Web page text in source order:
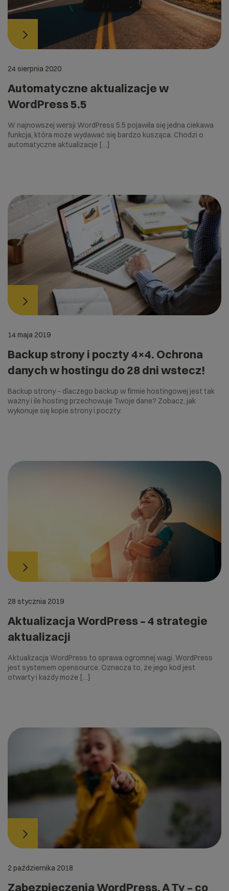
24 sierpnia 2020
Automatyczne aktualizacje w
WordPress 5.5
W najnowszej wersji WordPress 5.5 pojawiła się jedna ciekawa
funkcja, która może wydawać się bardzo kusząca. Chodzi o
automatyczne aktualizacje […]
14 maja 2019
Backup strony i poczty 4×4. Ochrona
danych w hostingu do 28 dni wstecz!
Backup strony – dlaczego backup w firmie hostingowej jest tak
ważny i ile hosting przechowuje Twoje dane? Zobacz, jak
wykonuje się kopie strony i poczty.
28 stycznia 2019
Aktualizacja WordPress – 4 strategie
aktualizacji
Aktualizacja WordPress to sprawa ogromnej wagi. WordPress
jest systemem opensource. Oznacza to, że jego kod jest
otwarty i każdy może […]
2 października 2018
Zabezpieczenia WordPress. A Ty – co